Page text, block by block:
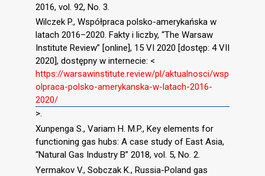
2016, vol. 92, No. 3.
Wilczek P., Współpraca polsko-amerykańska w
latach 2016–2020. Fakty i liczby, “The Warsaw
Institute Review” [online], 15 VI 2020 [dostęp: 4 VII
2020], dostępny w internecie: <
https://warsawinstitute.review/pl/aktualnosci/wsp
olpraca-polsko-amerykanska-w-latach-2016-
2020/
>.
Xunpenga S., Variam H. M.P., Key elements for
functioning gas hubs: A case study of East Asia,
“Natural Gas Industry B” 2018, vol. 5, No. 2.
Yermakov V., Sobczak K., Russia-Poland gas